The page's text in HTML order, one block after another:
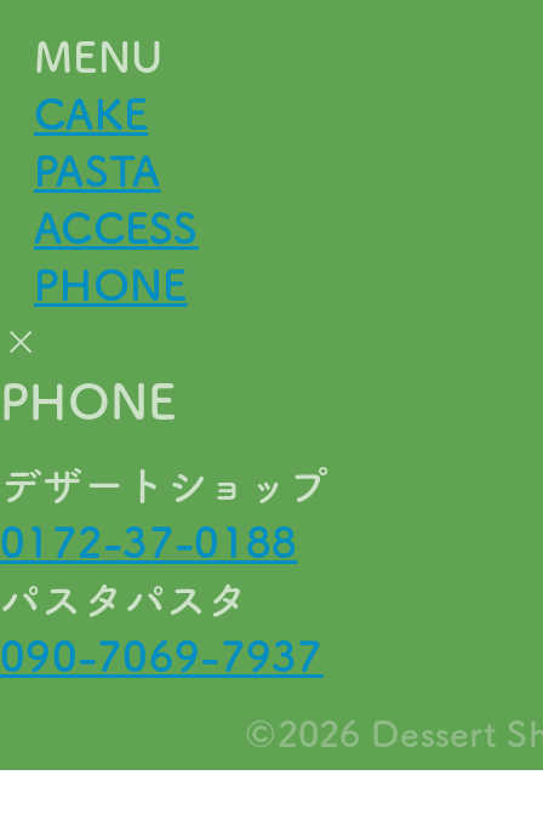
MENU
CAKE
PASTA
ACCESS
PHONE
×
PHONE
デザートショップ
0172-37-0188
パスタパスタ
090-7069-7937
©2026 Dessert